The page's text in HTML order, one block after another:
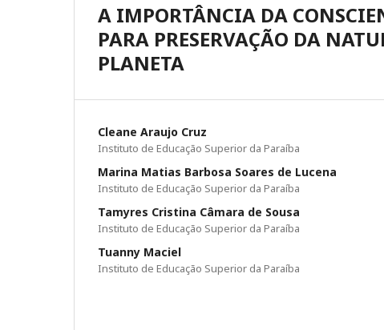
A IMPORTÂNCIA DA
PARA PRESERVAÇÃO DA
PLANETA
Cleane Araujo Cruz
Instituto de Educação Superior da Paraíba
Marina Matias Barbosa Soares de Lucena
Instituto de Educação Superior da Paraíba
Tamyres Cristina Câmara de Sousa
Instituto de Educação Superior da Paraíba
Tuanny Maciel
Instituto de Educação Superior da Paraíba